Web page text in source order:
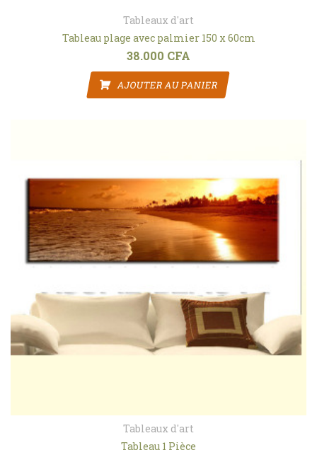
Tableaux d'art
Tableau plage avec palmier 150 x 60cm
38.000 CFA
AJOUTER AU PANIER
Tableaux d'art
Tableau 1 Pièce